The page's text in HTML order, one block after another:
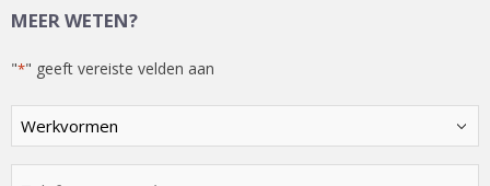
MEER WETEN?
"*" geeft vereiste velden aan
Kies
een
optie